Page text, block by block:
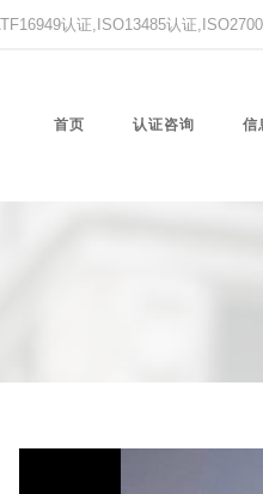
认证,ISO13485认证
首页 认证咨询 信